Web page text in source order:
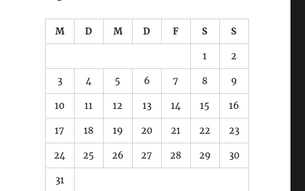
M D M D F S S
1 2
3 4 5 6 7 8 9
10 11 12 13 14 15 16
17 18 19 20 21 22 23
24 25 26 27 28 29 30
31